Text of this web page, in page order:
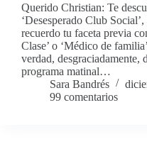
Querido Christian: Te
‘Desesperado Club
recuerdo tu faceta previa
Clase’ o ‘Médico de
verdad, desgraciadamente,
programa matinal…
Sara Bandrés
99 comentarios